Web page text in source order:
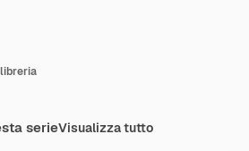
serieVisualizza tutto